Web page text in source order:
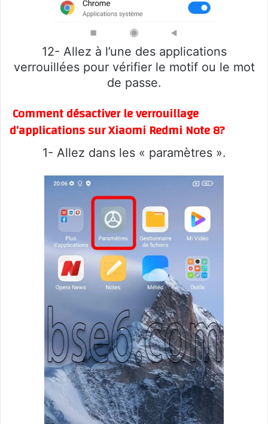
12- Allez à l’une des applications
verrouillées pour vérifier le motif ou le mot
de passe.
Comment désactiver le verrouillage
d’applications sur Xiaomi Redmi Note 8?
1- Allez dans les « paramètres ».